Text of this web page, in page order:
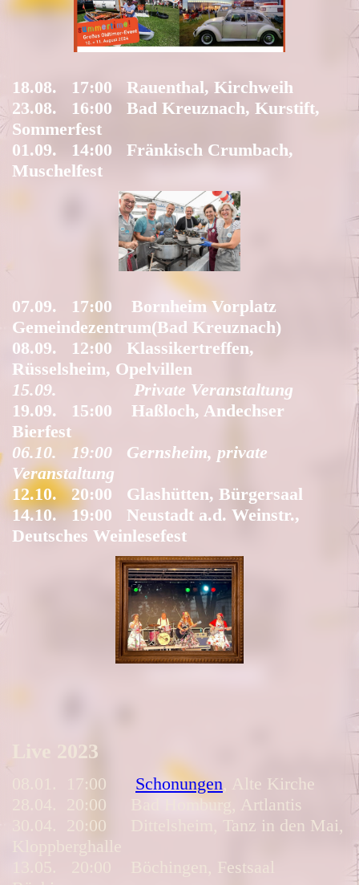
18.08. 17:00 Rauenthal, Kirchweih
23.08. 16:00 Bad Kreuznach, Kurstift,
Sommerfest
01.09. 14:00 Fränkisch Crumbach,
Muschelfest
07.09. 17:00 Bornheim Vorplatz
Gemeindezentrum(Bad Kreuznach)
08.09. 12:00 Klassikertreffen,
Rüsselsheim, Opelvillen
15.09. Private Veranstaltung
19.09. 15:00 Haßloch, Andechser
Bierfest
06.10. 19:00 Gernsheim, private
Veranstaltung
12.10. 20:00 Glashütten, Bürgersaal
14.10. 19:00 Neustadt a.d. Weinstr.,
Deutsches Weinlesefest
Live 2023
08.01. 17:00 Schonungen , Alte Kirche
28.04. 20:00 Bad Homburg, Artlantis
30.04. 20:00 Dittelsheim, Tanz in den Mai,
Kloppberghalle
13.05. 20:00 Böchingen, Festsaal